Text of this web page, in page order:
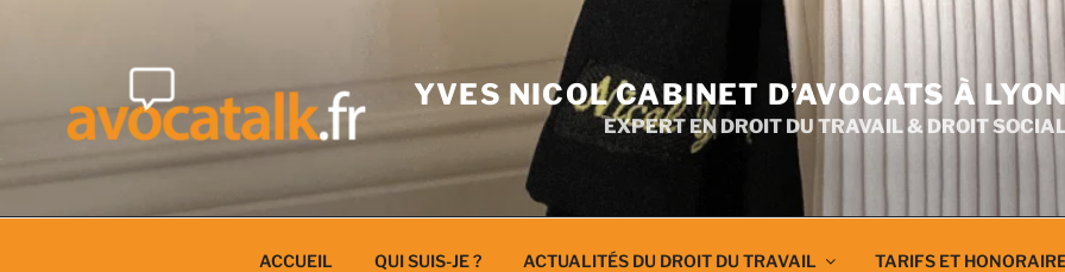
YVES NICOL CABINET D’AVOCATS À
EXPERT EN DROIT DU TRAVAIL & DROIT
ACCUEIL QUI SUIS-JE ? ACTUALITÉS DU DROIT DU TRAVAIL TARIFS ET